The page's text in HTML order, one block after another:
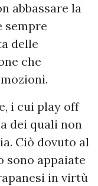
abbassare la
sempre
delle
che
i cui play off
dei quali non
Ciò dovuto al
sono appaiate
in virtù